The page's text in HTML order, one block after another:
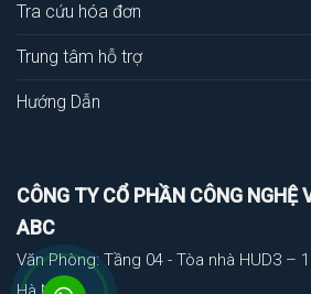
Tra cứu hóa đơn
Trung tâm hỗ trợ
Hướng Dẫn
CÔNG TY CỔ PHẦN CÔNG NGHỆ
ABC
Văn Phòng: Tầng 04 - Tòa nhà HUD3 –